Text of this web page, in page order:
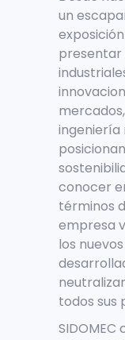
un
presentar
ingeniería
conocer
términos
empresa
los
todos sus